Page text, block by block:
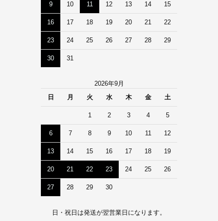
9 10 11 12 13 14 15
16 17 18 19 20 21 22
23 24 25 26 27 28 29
30 31
2026年9月
日
月 火 水 木 金 土
1 2 3 4 5
6 7 8 9 10 11 12
13 14 15 16 17 18 19
20 21 22 23 24 25 26
27 28 29 30
日・祝日は発送が翌営業日になります。